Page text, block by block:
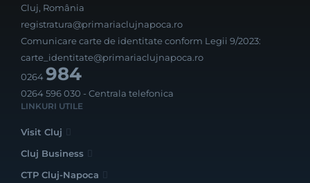
Cluj, România
registratura@primariaclujnapoca.ro
Comunicare carte de identitate conform Legii 9/2023:
carte_identitate@primariaclujnapoca.ro
0264984
0264 596 030 - Centrala telefonica
LINKURI UTILE
Visit Cluj
Cluj Business
CTP Cluj-Napoca